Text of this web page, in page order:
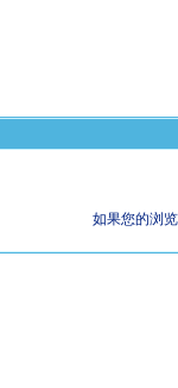
如果您的浏